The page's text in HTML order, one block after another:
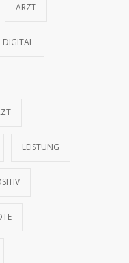
ARZT
DIGITAL
LEISTUNG